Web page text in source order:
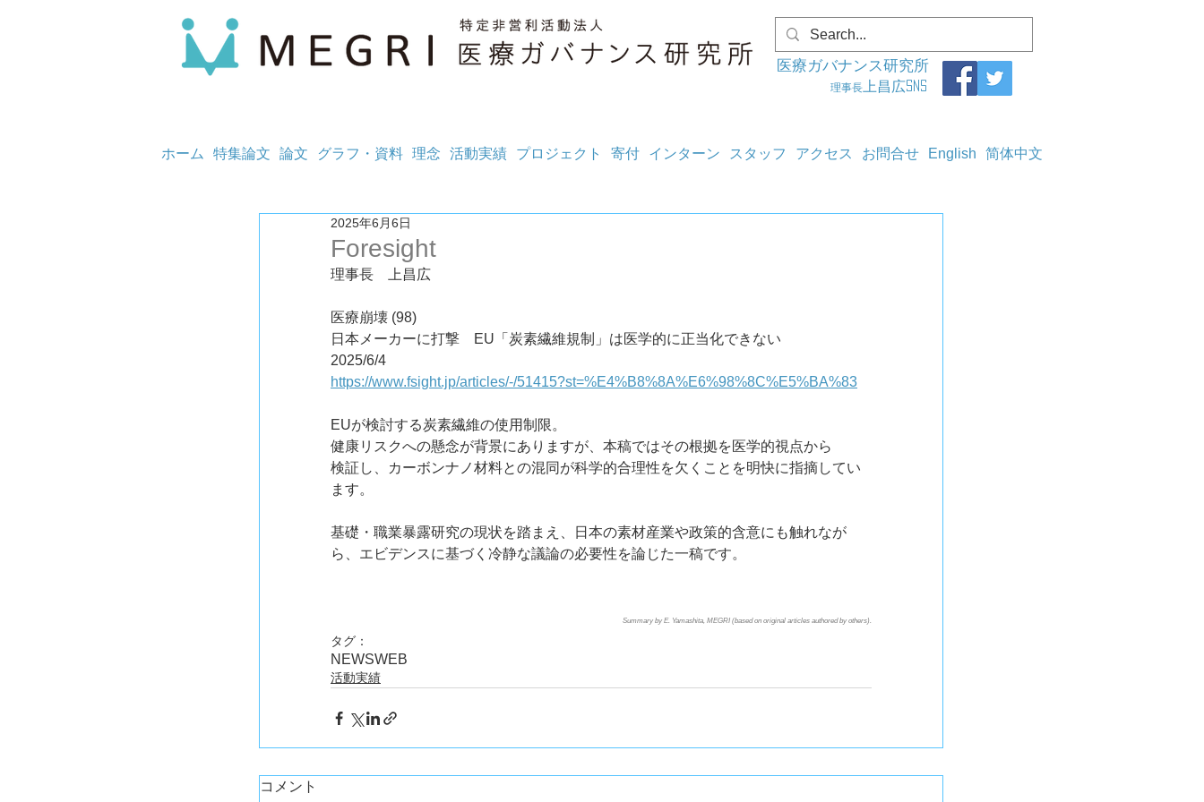
医療ガバナンス研究所
理事長 上昌広SNS
ホーム 特集論文 論文 グラフ・資料 理念 活動実績 プロジェクト 寄付 インターン スタッフ アクセス お問合せ English 简体中文
Foresight
2025年6月6日
理事長　上昌広
医療崩壊 (98)
日本メーカーに打撃　EU「炭素繊維規制」は医学的に正当化できない
2025/6/4
https://www.fsight.jp/articles/-/51415?st=%E4%B8%8A%E6%98%8C%E5%BA%83
EUが検討する炭素繊維の使用制限。
健康リスクへの懸念が背景にありますが、本稿ではその根拠を医学的視点から
検証し、カーボンナノ材料との混同が科学的合理性を欠くことを明快に指摘してい
ます。
基礎・職業暴露研究の現状を踏まえ、日本の素材産業や政策的含意にも触れなが
ら、エビデンスに基づく冷静な議論の必要性を論じた一稿です。
Summary by E. Yamashita, MEGRI (based on original articles authored by others).
タグ：
NEWSWEB
活動実績
コメント